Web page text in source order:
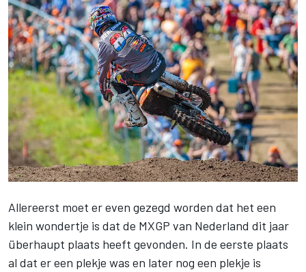
Allereerst moet er even gezegd worden dat het een
klein wondertje is dat de MXGP van Nederland dit jaar
überhaupt plaats heeft gevonden. In de eerste plaats
al dat er een plekje was en later nog een plekje is